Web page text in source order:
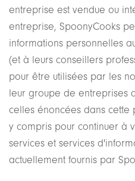
entreprise est vendue ou
entreprise, SpoonyCooks
informations personnelles
(et à leurs conseillers
pour être utilisées par les
leur groupe de entreprises
celles énoncées dans
y compris pour continuer à
services et services
actuellement fournis par